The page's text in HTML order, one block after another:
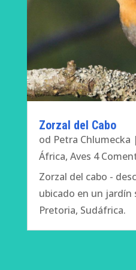
Zorzal del Cabo
od Petra Chlumecka |
África, Aves 4
Zorzal del cabo -
ubicado en un jardín
Pretoria, Sudáfrica.